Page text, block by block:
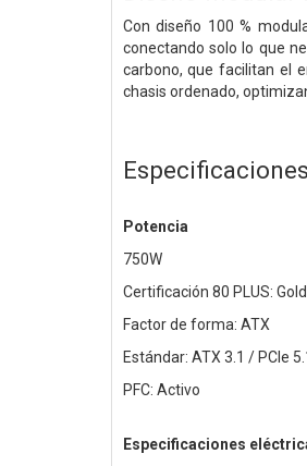
Con diseño 100 %
conectando solo lo que
carbono, que facilitan el
chasis ordenado,
Potencia
750W
Certificación 80 PLUS: Gold
Factor de forma: ATX
Estándar: ATX 3.1 / PCIe
PFC: Activo
Especificaciones